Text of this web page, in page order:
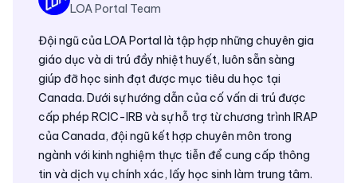
LOA Portal Team
Đội ngũ của LOA Portal là tập hợp những chuyên gia
giáo dục và di trú đầy nhiệt huyết, luôn sẵn sàng
giúp đỡ học sinh đạt được mục tiêu du học tại
Canada. Dưới sự hướng dẫn của cố vấn di trú được
cấp phép RCIC-IRB và sự hỗ trợ từ chương trình IRAP
của Canada, đội ngũ kết hợp chuyên môn trong
ngành với kinh nghiệm thực tiễn để cung cấp thông
tin và dịch vụ chính xác, lấy học sinh làm trung tâm.